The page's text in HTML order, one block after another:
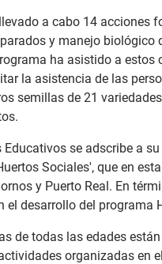
a cabo 14 acciones
y manejo biológico
ha asistido a estos
la asistencia de las
semillas de 21
se adscribe a su
Sociales', que en
y Puerto Real. En
el desarrollo del programa
de todas las edades
organizadas en